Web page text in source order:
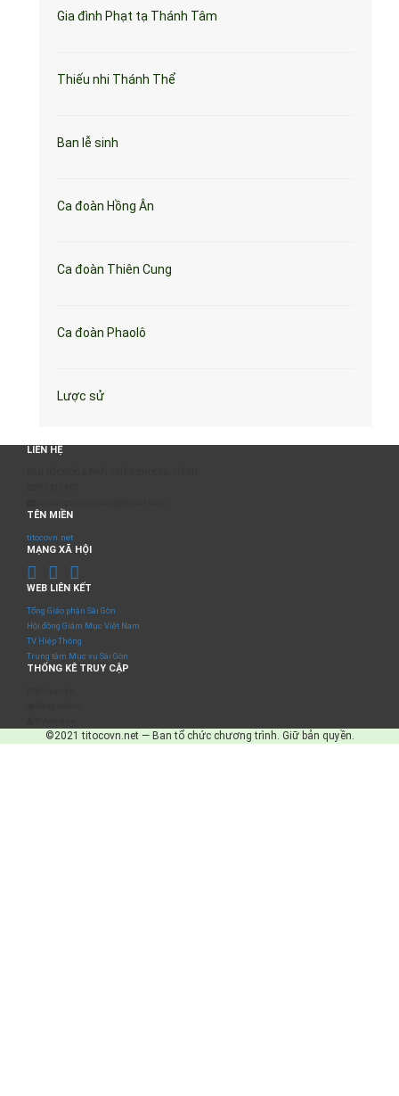
Gia đình Phạt tạ Thánh Tâm
Thiếu nhi Thánh Thể
Ban lễ sinh
Ca đoàn Hồng Ân
Ca đoàn Thiên Cung
Ca đoàn Phaolô
Lược sử
LIÊN HỆ
TÊN MIỀN
titocovn.net
MẠNG XÃ HỘI
WEB LIÊN KẾT
Tổng Giáo phận Sài Gòn
Hội đồng Giám Mục Việt Nam
TV Hiệp Thông
Trung tâm Mục vụ Sài Gòn
THỐNG KÊ TRUY CẬP
©2021 titocovn.net — Ban tổ chức chương trình. Giữ bản quyền.